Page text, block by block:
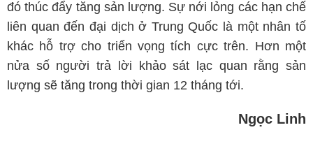
đó thúc đẩy tăng sản lượng. Sự nới lỏng các hạn chế
liên quan đến đại dịch ở Trung Quốc là một nhân tố
khác hỗ trợ cho triển vọng tích cực trên. Hơn một
nửa số người trả lời khảo sát lạc quan rằng sản
lượng sẽ tăng trong thời gian 12 tháng tới.
Ngọc Linh